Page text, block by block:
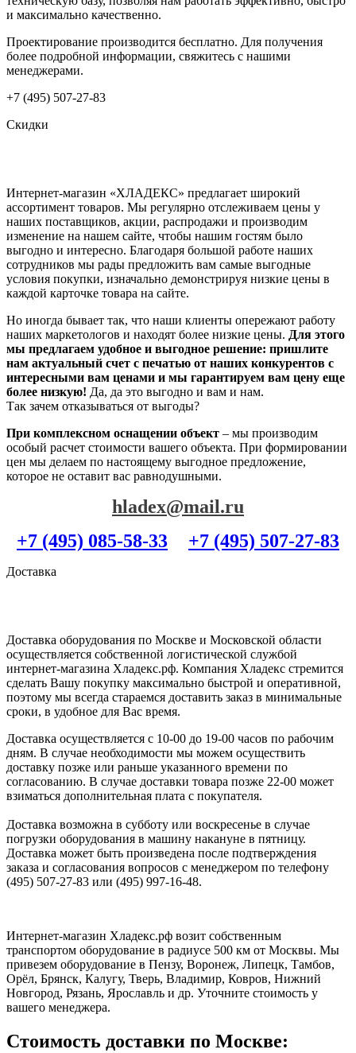
и максимально качественно.
Проектирование производится бесплатно. Для получения
более подробной информации, свяжитесь с нашими
менеджерами.
+7 (495) 507-27-83
Скидки
Интернет-магазин «ХЛАДЕКС» предлагает широкий
ассортимент товаров. Мы регулярно отслеживаем цены у
наших поставщиков, акции, распродажи и производим
изменение на нашем сайте, чтобы нашим гостям было
выгодно и интересно. Благодаря большой работе наших
сотрудников мы рады предложить вам самые выгодные
условия покупки, изначально демонстрируя низкие цены в
каждой карточке товара на сайте.
Но иногда бывает так, что наши клиенты опережают работу
наших маркетологов и находят более низкие цены. Для этого
мы предлагаем удобное и выгодное решение: пришлите
нам актуальный счет с печатью от наших конкурентов с
интересными вам ценами и мы гарантируем вам цену еще
более низкую! Да, да это выгодно и вам и нам.
Так зачем отказываться от выгоды?
При комплексном оснащении объект – мы производим
особый расчет стоимости вашего объекта. При формировании
цен мы делаем по настоящему выгодное предложение,
которое не оставит вас равнодушными.
hladex@mail.ru
+7 (495) 085-58-33
+7 (495) 507-27-83
Доставка
Доставка оборудования по Москве и Московской области
осуществляется собственной логистической службой
интернет-магазина Хладекс.рф. Компания Хладекс стремится
сделать Вашу покупку максимально быстрой и оперативной,
поэтому мы всегда стараемся доставить заказ в минимальные
сроки, в удобное для Вас время.
Доставка осуществляется с 10-00 до 19-00 часов по рабочим
дням. В случае необходимости мы можем осуществить
доставку позже или раньше указанного времени по
согласованию. В случае доставки товара позже 22-00 может
взиматься дополнительная плата с покупателя.
Доставка возможна в субботу или воскресенье в случае
погрузки оборудования в машину накануне в пятницу.
Доставка может быть произведена после подтверждения
заказа и согласования вопросов с менеджером по телефону
(495) 507-27-83 или (495) 997-16-48.
Интернет-магазин Хладекс.рф возит собственным
транспортом оборудование в радиусе 500 км от Москвы. Мы
привезем оборудование в Пензу, Воронеж, Липецк, Тамбов,
Орёл, Брянск, Калугу, Тверь, Владимир, Ковров, Нижний
Новгород, Рязань, Ярославль и др. Уточните стоимость у
вашего менеджера.
Стоимость доставки по Москве: